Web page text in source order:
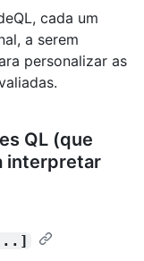
cada um
a serem
personalizar as
QL (que
interpretar